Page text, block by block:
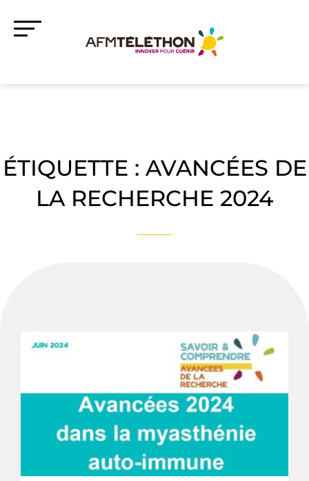
ÉTIQUETTE : AVANCÉES DE
LA RECHERCHE 2024